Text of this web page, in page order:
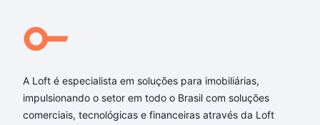
A Loft é especialista em soluções para imobiliárias,
impulsionando o setor em todo o Brasil com soluções
comerciais, tecnológicas e financeiras através da Loft